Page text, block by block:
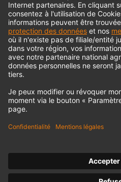
© 2018 - 2026Georg Neumann GmbH
Impression
Politique de confidentialité
Conditions générales
Droit de rétractation